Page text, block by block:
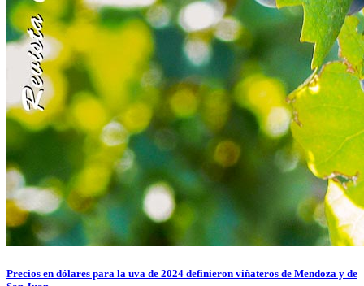
Precios en dólares para la uva de 2024 definieron viñateros de Mendoza y de